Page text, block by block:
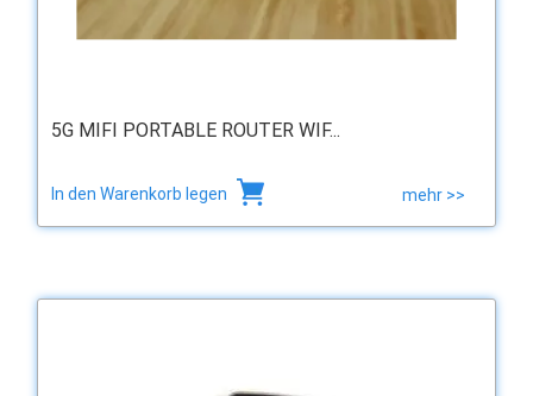
5G MIFI PORTABLE ROUTER WIF...
In den Warenkorb legen mehr >>